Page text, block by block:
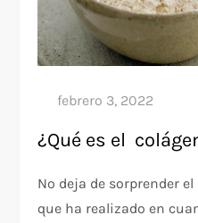
¿Qué es el
No deja de sorprender
que ha realizado en